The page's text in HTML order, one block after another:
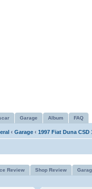
Garage Album FAQ
‹ Garage ‹ 1997 Fiat Duna CSD
Review Shop Review